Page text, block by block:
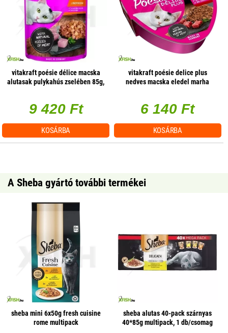
vitakraft poésie délice macska
alutasak pulykahús zselében 85g,
9 420 Ft
KOSÁRBA
vitakraft poésie delice plus
nedves macska eledel marha
6 140 Ft
KOSÁRBA
A Sheba gyártó további termékei
sheba mini 6x50g fresh cuisine
rome multipack
sheba alutas 40-pack szárnyas
40*85g multipack, 1 db/csomag